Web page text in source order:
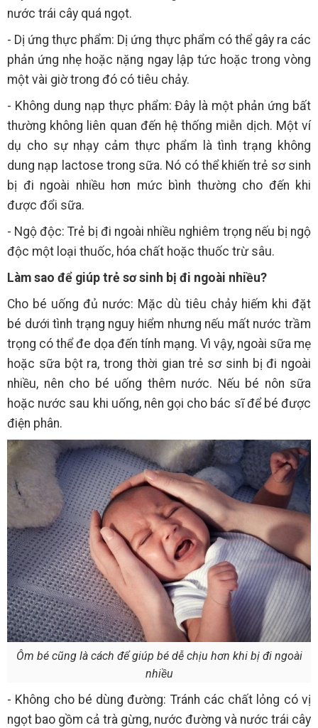
nước trái cây quá ngọt.
- Dị ứng thực phẩm: Dị ứng thực phẩm có thể gây ra các
phản ứng nhẹ hoặc nặng ngay lập tức hoặc trong vòng
một vài giờ trong đó có tiêu chảy.
- Không dung nạp thực phẩm: Đây là một phản ứng bất
thường không liên quan đến hệ thống miễn dịch. Một ví
dụ cho sự nhạy cảm thực phẩm là tình trạng không
dung nạp lactose trong sữa. Nó có thể khiến trẻ sơ sinh
bị đi ngoài nhiều hơn mức bình thường cho đến khi
được đổi sữa.
- Ngộ độc: Trẻ bị đi ngoài nhiều nghiêm trọng nếu bị ngộ
độc một loại thuốc, hóa chất hoặc thuốc trừ sâu.
Làm sao để giúp trẻ sơ sinh bị đi ngoài nhiều?
Cho bé uống đủ nước: Mặc dù tiêu chảy hiếm khi đặt
bé dưới tình trạng nguy hiểm nhưng nếu mất nước trầm
trọng có thể đe dọa đến tính mạng. Vì vậy, ngoài sữa mẹ
hoặc sữa bột ra, trong thời gian trẻ sơ sinh bị đi ngoài
nhiều, nên cho bé uống thêm nước. Nếu bé nôn sữa
hoặc nước sau khi uống, nên gọi cho bác sĩ để bé được
điện phân.
Ôm bé cũng là cách để giúp bé dễ chịu hơn khi bị đi ngoài
nhiều
- Không cho bé dùng đường: Tránh các chất lỏng có vị
ngọt bao gồm cả trà gừng, nước đường và nước trái cây